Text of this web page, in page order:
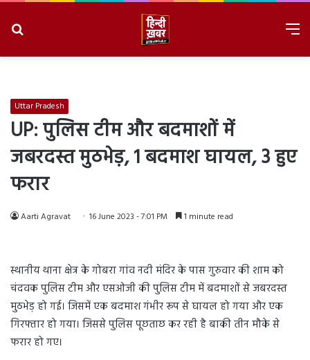
Uttar Pradesh
UP: पुलिस टीम और बदमाशों में
जबरदस्त मुठभेड़, 1 बदमाश घायल, 3 हुए
फरार
Aarti Agravat 16 June 2023 - 7:01 PM 1 minute read
स्थानीय थाना क्षेत्र के गोबरा गांव नदी मंदिर के पास गुरुवार की शाम को
चंदवक पुलिस टीम और एसओजी की पुलिस टीम में बदमाशों से जबरदस्त
मुठभेड़ हो गई। जिसमें एक बदमाश गंभीर रूप से घायल हो गया और एक
गिरफ्तार हो गया। जिससे पुलिस पूछताछ कर रही है बाकी तीन मौके से
फरार हो गए।